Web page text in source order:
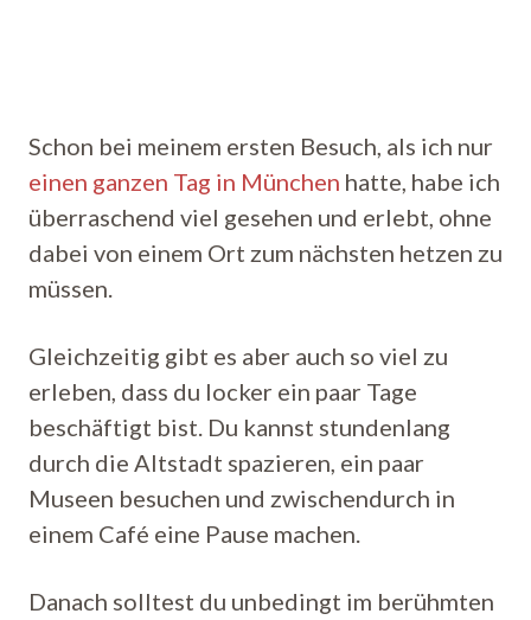
Schon bei meinem ersten Besuch, als ich nur
einen ganzen Tag in München hatte, habe ich
überraschend viel gesehen und erlebt, ohne
dabei von einem Ort zum nächsten hetzen zu
müssen.
Gleichzeitig gibt es aber auch so viel zu
erleben, dass du locker ein paar Tage
beschäftigt bist. Du kannst stundenlang
durch die Altstadt spazieren, ein paar
Museen besuchen und zwischendurch in
einem Café eine Pause machen.
Danach solltest du unbedingt im berühmten